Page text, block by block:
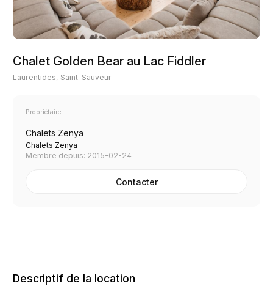
Chalet Golden Bear au Lac Fiddler
Laurentides, Saint-Sauveur
Propriétaire
Chalets Zenya
Chalets Zenya
Membre depuis: 2015-02-24
Contacter
Descriptif de la location